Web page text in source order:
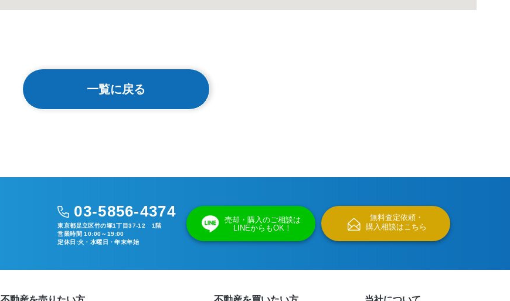
一覧に戻る
03-5856-4374
東京都足立区竹の塚1丁目37-12 1階
営業時間 10:00～19:00
定休日:火・水曜日・年末年始
売却・購入のご相談は
LINEからもOK！
無料査定依頼・
購入相談はこちら